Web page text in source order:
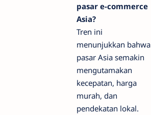
pasar e-commerce
Asia?
Tren ini
menunjukkan bahwa
pasar Asia semakin
mengutamakan
kecepatan, harga
murah, dan
pendekatan lokal.